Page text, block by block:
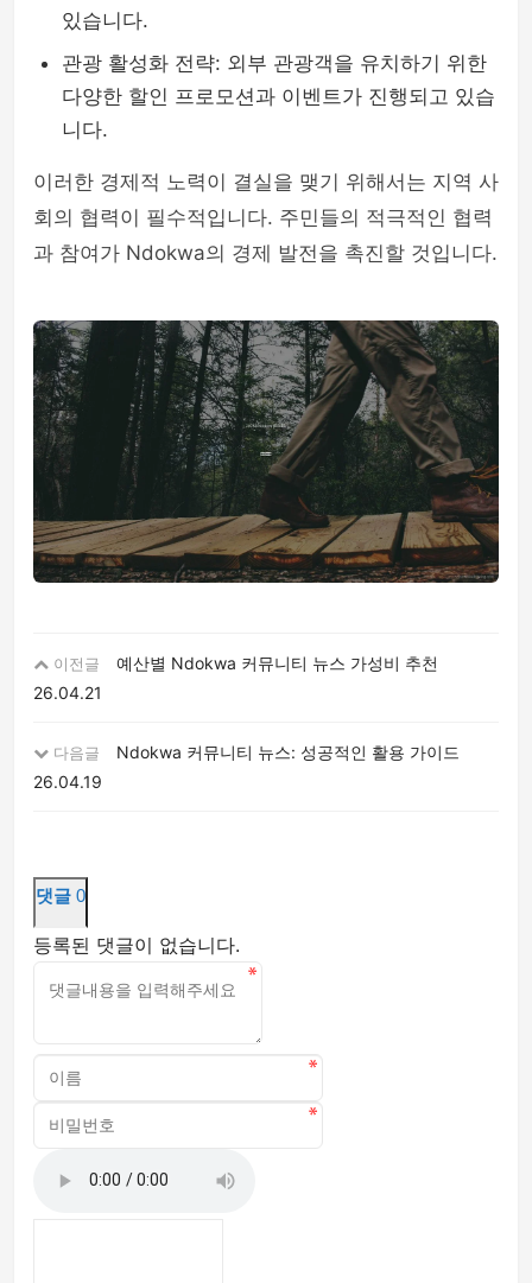
있습니다.
관광 활성화 전략: 외부 관광객을 유치하기 위한
다양한 할인 프로모션과 이벤트가 진행되고 있습
니다.
이러한 경제적 노력이 결실을 맺기 위해서는 지역 사
회의 협력이 필수적입니다. 주민들의 적극적인 협력
과 참여가 Ndokwa의 경제 발전을 촉진할 것입니다.
이전글
예산별 Ndokwa 커뮤니티 뉴스 가성비 추천
26.04.21
다음글
Ndokwa 커뮤니티 뉴스: 성공적인 활용 가이드
26.04.19
댓글 0
등록된 댓글이 없습니다.